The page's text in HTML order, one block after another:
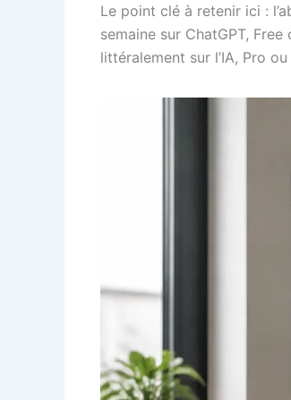
Le point clé à retenir ici :
semaine sur ChatGPT,
littéralement sur l’IA, Pro